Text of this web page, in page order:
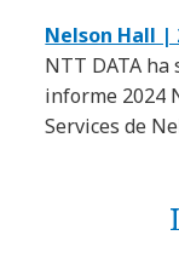
Nelson Hall |
NTT DATA ha
informe 2024
Services de